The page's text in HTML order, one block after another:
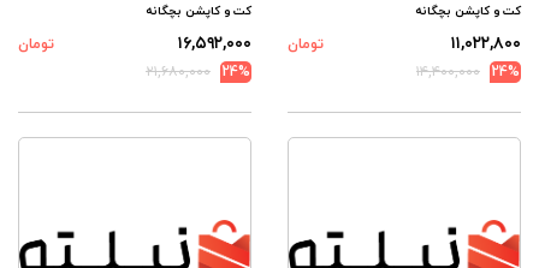
کت و کاپشن بچگانه
۱۱,۰۲۲,۸۰۰
تومان
24%
۱۴,۴۰۰,۰۰۰
کت و کاپشن بچگانه
۱۶,۵۹۲,۰۰۰
تومان
24%
۲۱,۶۸۰,۰۰۰